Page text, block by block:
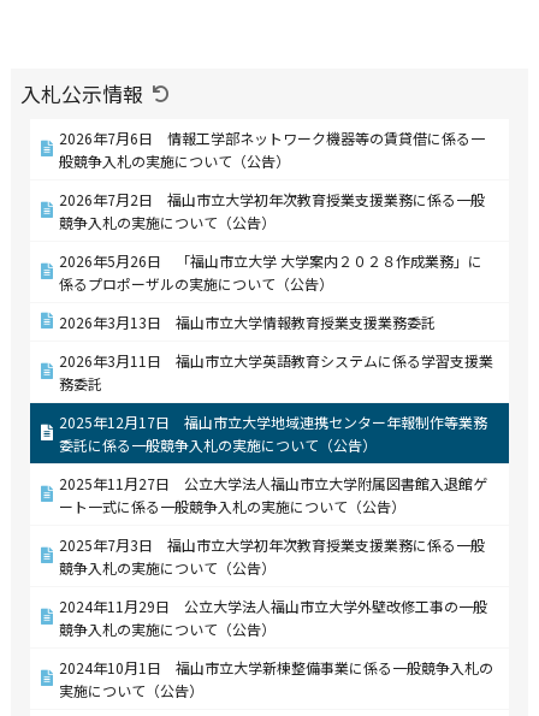
入札公示情報
2026年7月6日 情報工学部ネットワーク機器等の賃貸借に係る一
般競争入札の実施について（公告）
2026年7月2日 福山市立大学初年次教育授業支援業務に係る一般
競争入札の実施について（公告）
2026年5月26日 「福山市立大学 大学案内２０２８作成業務」に
係るプロポーザルの実施について（公告）
2026年3月13日 福山市立大学情報教育授業支援業務委託
2026年3月11日 福山市立大学英語教育システムに係る学習支援業
務委託
2025年12月17日 福山市立大学地域連携センター年報制作等業務
委託に係る一般競争入札の実施について（公告）
2025年11月27日 公立大学法人福山市立大学附属図書館入退館ゲ
ート一式に係る一般競争入札の実施について（公告）
2025年7月3日 福山市立大学初年次教育授業支援業務に係る一般
競争入札の実施について（公告）
2024年11月29日 公立大学法人福山市立大学外壁改修工事の一般
競争入札の実施について（公告）
2024年10月1日 福山市立大学新棟整備事業に係る一般競争入札の
実施について（公告）